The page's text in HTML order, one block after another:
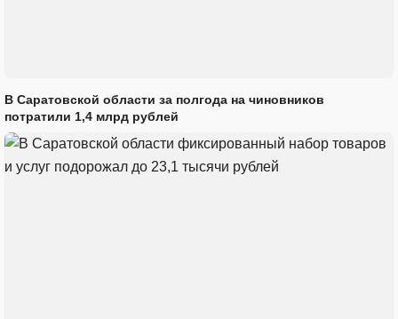
В Саратовской области за полгода на чиновников
потратили 1,4 млрд рублей